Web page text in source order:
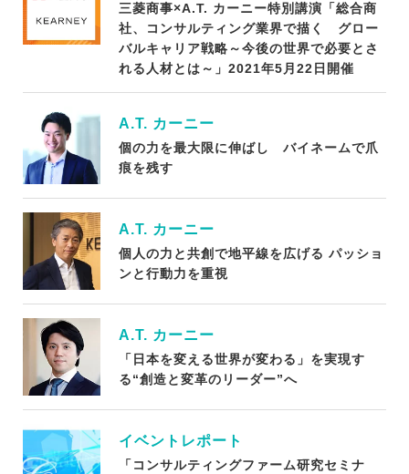
三菱商事×A.T. カーニー特別講演「総合商
社、コンサルティング業界で描く グロー
バルキャリア戦略～今後の世界で必要とさ
れる人材とは～」2021年5月22日開催
A.T. カーニー
個の力を最大限に伸ばし バイネームで爪
痕を残す
A.T. カーニー
個人の力と共創で地平線を広げる パッショ
ンと行動力を重視
A.T. カーニー
「日本を変える世界が変わる」を実現す
る“創造と変革のリーダー”へ
イベントレポート
「コンサルティングファーム研究セミナ